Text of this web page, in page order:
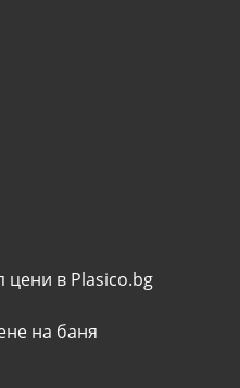
цени в Plasico.bg
на баня